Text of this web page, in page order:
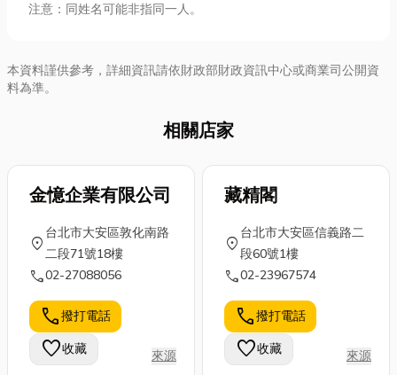
注意：同姓名可能非指同一人。
本資料謹供參考，詳細資訊請依財政部財政資訊中心或商業司公開資
料為準。
相關店家
金憶企業有限公司
location_on
台北市大安區敦化南路
二段71號18樓
call02-27088056
call撥打電話
favorite收藏 來源
藏精閣
location_on
台北市大安區信義路二
段60號1樓
call02-23967574
call撥打電話
favorite收藏 來源